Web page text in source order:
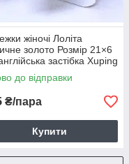
жіночі Лоліта
золото Розмір 21×6
застібка Xuping
до відправки
₴/пара
Купити